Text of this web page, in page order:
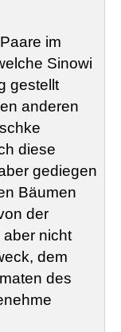
im
Sinowi
gestellt
anderen
diese
gediegen
Bäumen
der
nicht
dem
des